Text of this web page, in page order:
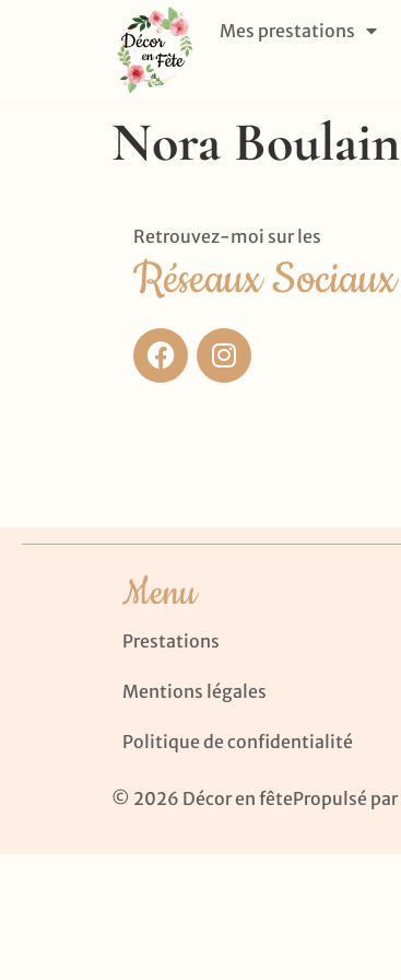
Mes prestations
Nora Boulain
Retrouvez-moi sur les
Réseaux Sociaux
Menu
Prestations
Mentions légales
Politique de confidentialité
© 2026 Décor en fêtePropulsé par